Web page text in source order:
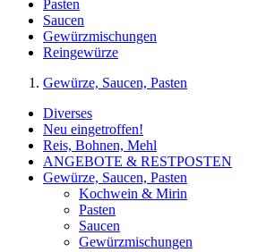
Pasten
Saucen
Gewürzmischungen
Reingewürze
Gewürze, Saucen, Pasten
Diverses
Neu eingetroffen!
Reis, Bohnen, Mehl
ANGEBOTE & RESTPOSTEN
Gewürze, Saucen, Pasten
Kochwein & Mirin
Pasten
Saucen
Gewürzmischungen